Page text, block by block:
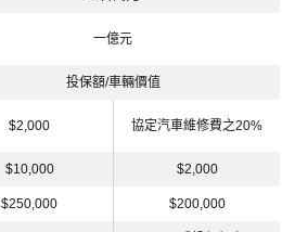
一億元
投保額/車輛價值
$2,000 協定汽車維修費之20%
$10,000 $2,000
$250,000 $200,000